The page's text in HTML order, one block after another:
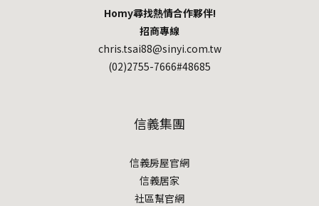
Homy尋找熱情合作夥伴!
招商專線
chris.tsai88@sinyi.com.tw
(02)2755-7666#48685
信義集團
信義房屋官網
信義居家
社區幫官網